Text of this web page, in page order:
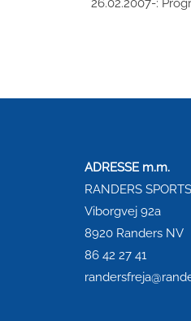
26.02.2007-:
ADRESSE m.m.
RANDERS
Viborgvej 92a
8920 Randers NV
86 42 27 41